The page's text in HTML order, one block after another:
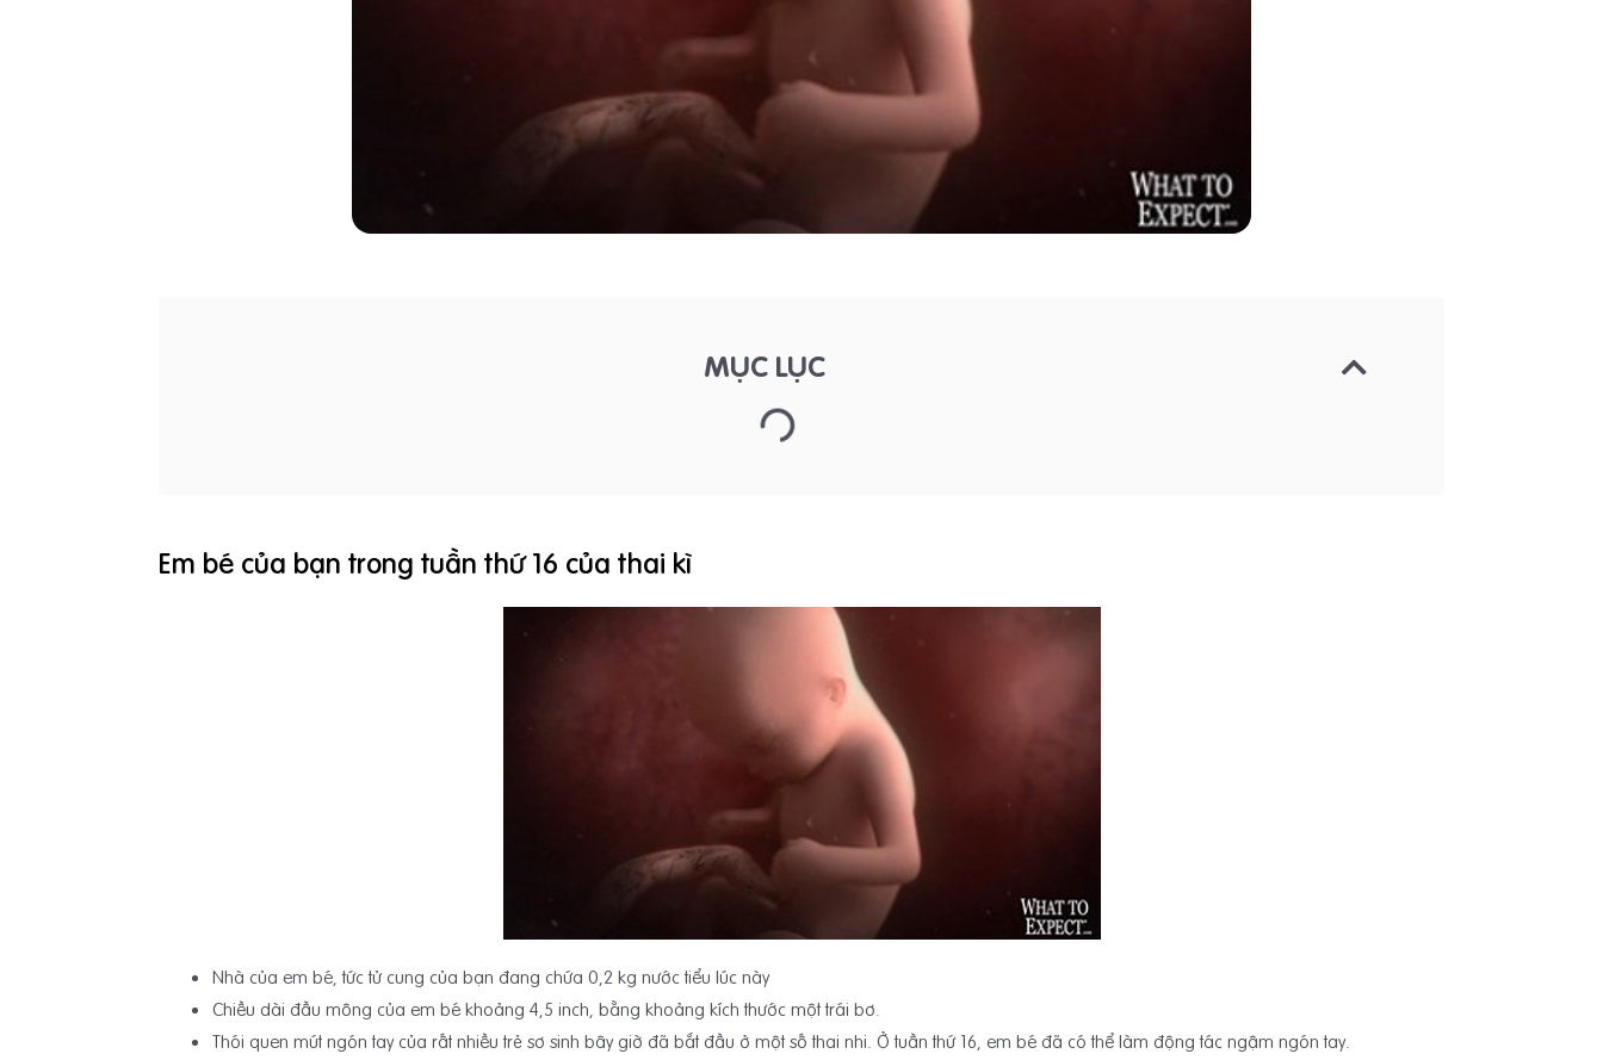
MỤC LỤC
Em bé của bạn trong tuần thứ 16 của thai kì
Nhà của em bé, tức tử cung của bạn đang chứa 0,2 kg nước tiểu lúc này
Chiều dài đầu mông của em bé khoảng 4,5 inch, bằng khoảng kích thước một trái bơ.
Thói quen mút ngón tay của rất nhiều trẻ sơ sinh bây giờ đã bắt đầu ở một số thai nhi. Ở tuần thứ 16, em bé đã có thể làm động tác ngậm ngón tay.